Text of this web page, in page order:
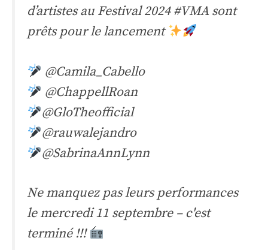
d’artistes au Festival 2024#VMAsont
prêts pour le lancement
@Camila_Cabello
@ChappellRoan
@GloTheofficial
@rauwalejandro
@SabrinaAnnLynn
Ne manquez pas leurs performances
le mercredi 11 septembre – c'est
terminé !!!